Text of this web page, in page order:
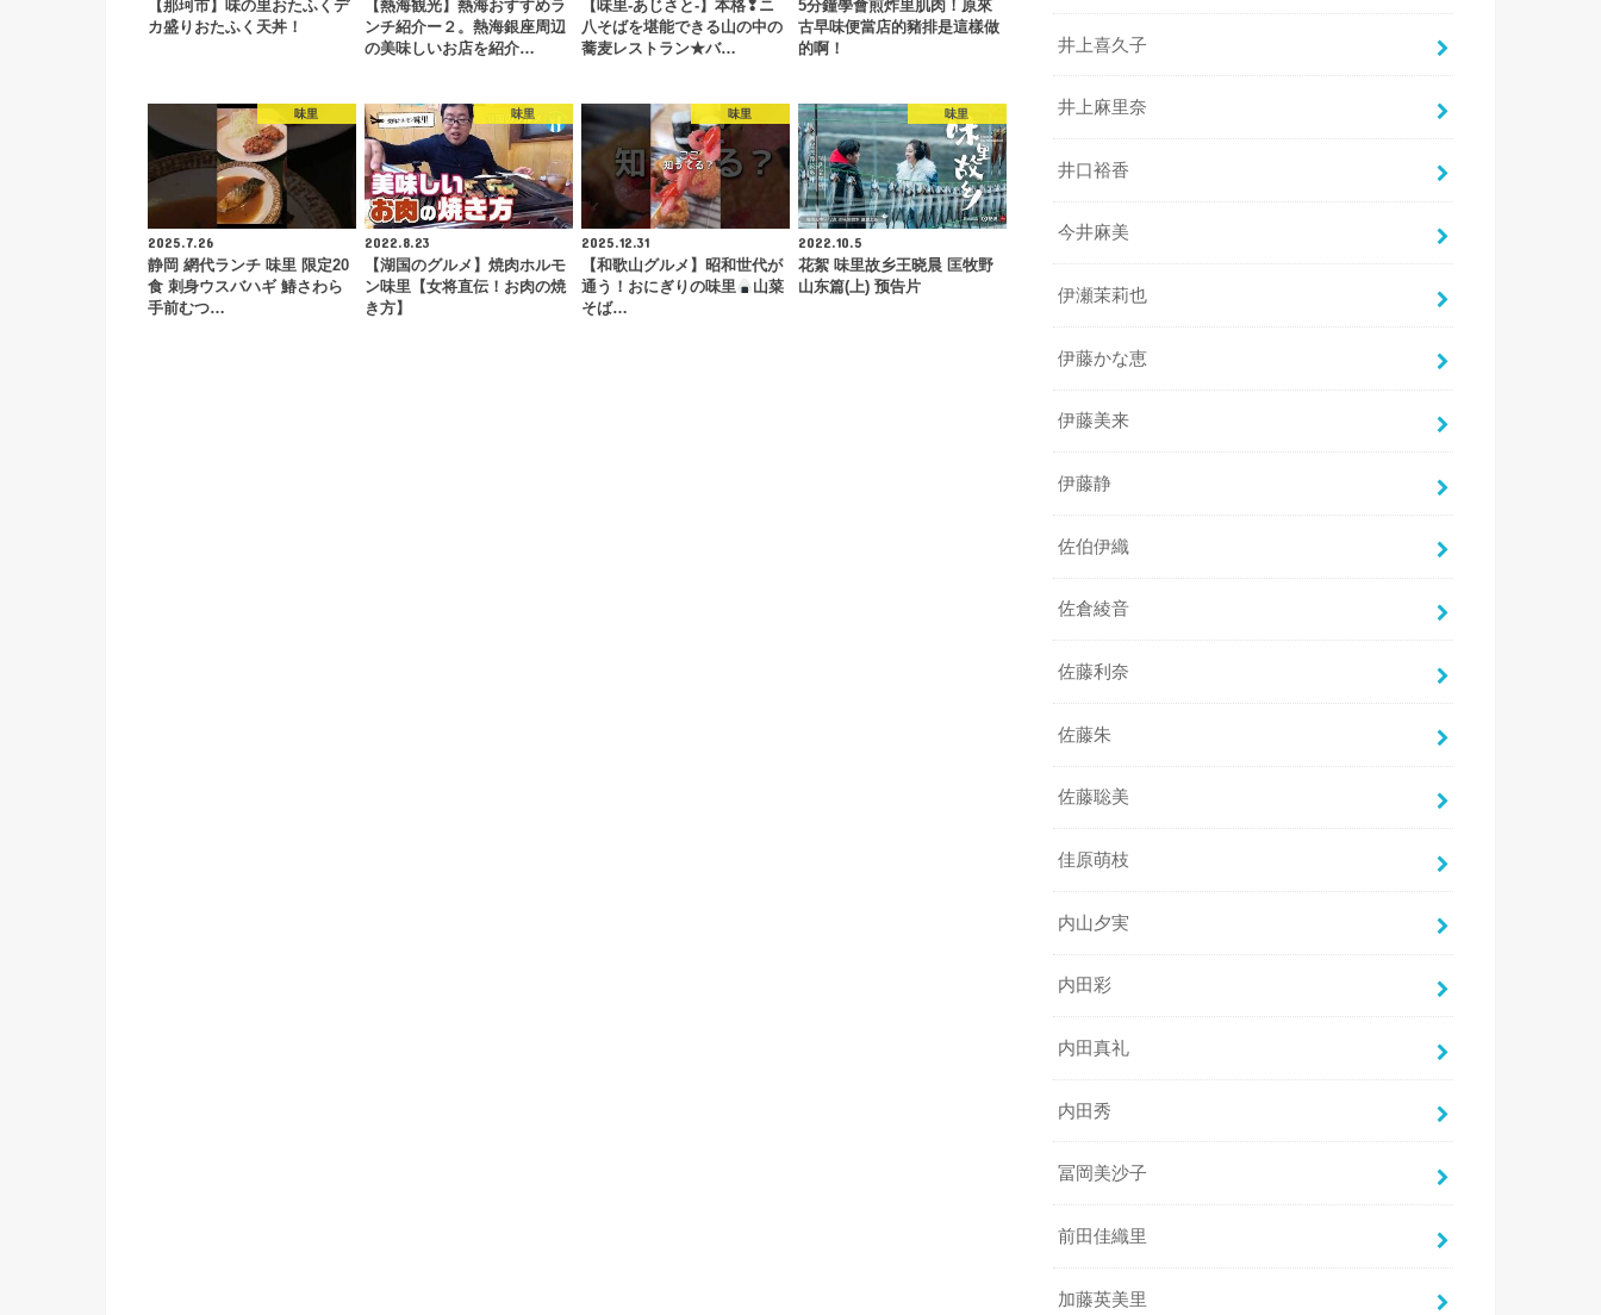
【那珂市】味の里おたふくデ
カ盛りおたふく天丼！
【熱海観光】熱海おすすめラ
ンチ紹介ー２。熱海銀座周辺
の美味しいお店を紹介…
【味里-あじさと-】本格❢ニ
八そばを堪能できる山の中の
蕎麦レストラン★バ…
5分鐘學會煎炸里肌肉！原來
古早味便當店的豬排是這樣做
的啊！
味里
2025.7.26
静岡 網代ランチ 味里 限定20
食 刺身ウスバハギ 鰆さわら
手前むつ…
味里
2022.8.23
【湖国のグルメ】焼肉ホルモ
ン味里【女将直伝！お肉の焼
き方】
味里
2025.12.31
【和歌山グルメ】昭和世代が
通う！おにぎりの味里
山菜
そば…
味里
2022.10.5
花絮 味里故乡王晓晨 匡牧野
山东篇(上) 预告片​​​​
井上喜久子
井上麻里奈
井口裕香
今井麻美
伊瀬茉莉也
伊藤かな恵
伊藤美来
伊藤静
佐伯伊織
佐倉綾音
佐藤利奈
佐藤朱
佐藤聡美
佳原萌枝
内山夕実
内田彩
内田真礼
内田秀
冨岡美沙子
前田佳織里
加藤英美里